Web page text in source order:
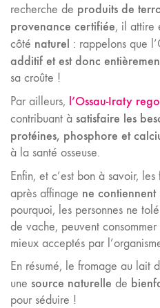
recherche de produits de
provenance certifiée, il attire
côté naturel : rappelons que
additif et est donc
sa croûte !
Par ailleurs, l’Ossau-Iraty
contribuant à satisfaire les
protéines, phosphore et
à la santé osseuse.
Enfin, et c’est bon à savoir,
après affinage ne
pourquoi, les personnes ne
de vache, peuvent
mieux acceptés par
En résumé, le fromage au lait
une source naturelle de
pour séduire !